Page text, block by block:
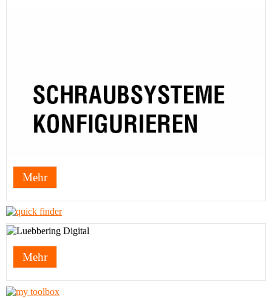
Mehr
Mehr